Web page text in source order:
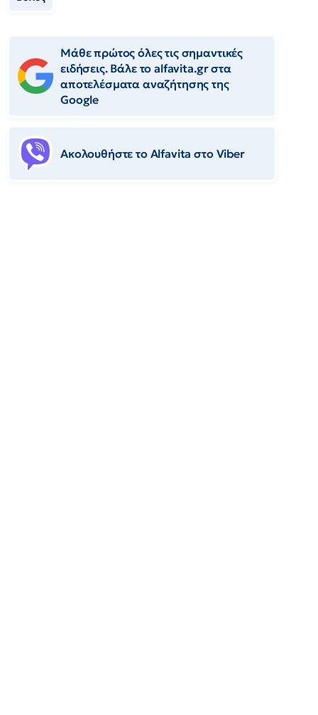
Μάθε πρώτος όλες τις σημαντικές
ειδήσεις. Βάλε το alfavita.gr στα
αποτελέσματα αναζήτησης της
Google
Ακολουθήστε το Αlfavita στο Viber